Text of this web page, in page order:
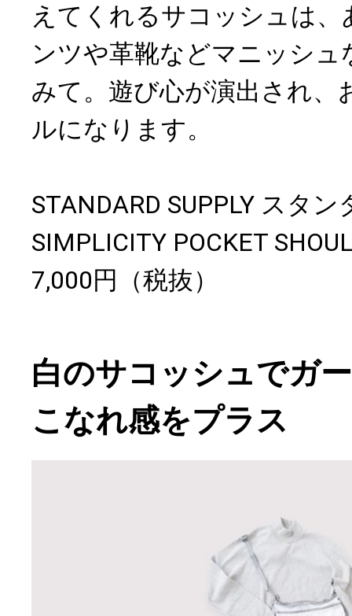
えてくれるサコッシュは
ンツや革靴などマニッシ
みて。遊び心が演出され、
ルになります。
STANDARD SUPPLY スタ
SIMPLICITY POCKET
7,000円（税抜）
白のサコッシュでガ
こなれ感をプラス